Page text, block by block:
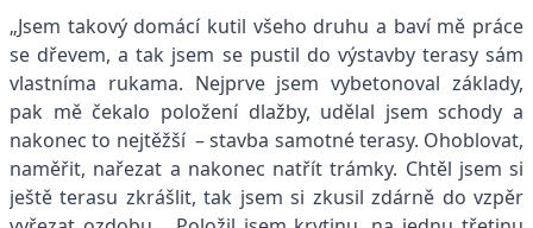
„Jsem takový domácí kutil všeho druhu a baví mě práce
se dřevem, a tak jsem se pustil do výstavby terasy sám
vlastníma rukama. Nejprve jsem vybetonoval základy,
pak mě čekalo položení dlažby, udělal jsem schody a
nakonec to nejtěžší – stavba samotné terasy. Ohoblovat,
naměřit, nařezat a nakonec natřít trámky. Chtěl jsem si
ještě terasu zkrášlit, tak jsem si zkusil zdárně do vzpěr